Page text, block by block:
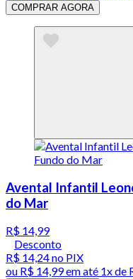
COMPRAR AGORA
Avental Infantil
do Mar
R$ 14,99
Desconto
R$ 14,24no PIX
ou R$ 14,99em até 1x de